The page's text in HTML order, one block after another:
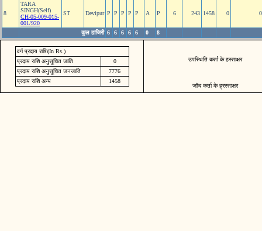
8
TARA
SINGH(Self)
CH-05-009-015-
001/920
ST Devipur P P P P P A P 6 243 1458 0 0
कुल हाजिरी 6 6 6 6 6 0 8
वर्ग प्रदाय राशि(In Rs.)
प्रदाय राशि अनुसूचित जाति
0
प्रदाय राशि अनुसूचित जनजाति
7776
प्रदाय राशि अन्य
1458
उपस्थिति कर्ता के हस्ताक्षर
जॉच कर्ता के ह्रस्ताक्षर